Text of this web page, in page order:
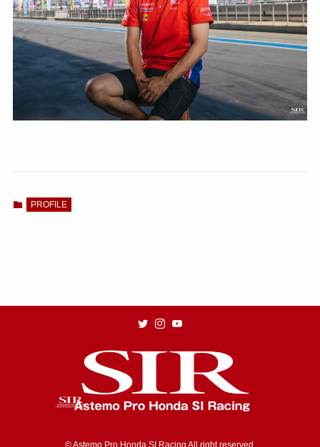
PROFILE
©Astemo Pro Honda SI Racing All right reserved.